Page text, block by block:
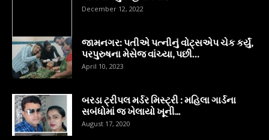
December 12, 2022
જામનગર: પતીએ પત્નીનું વોટ્સએપ ચેક કર્યું,
પરપુરુષના મેસેજ વાંચ્યા, પછી…
April 10, 2023
બરડા ટ્રીપલ મર્ડર મિસ્ટ્રી : મહિલા ગાર્ડના
સબંધોમાં જ ખેલાયો ખૂની...
August 17, 2020